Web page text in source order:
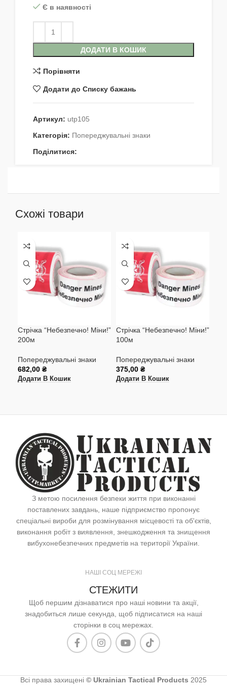
Є в наявності
ДОДАТИ В КОШИК
Порівняти
Додати до Списку бажань
Артикул: utp105
Категорія: Попереджувальні знаки
Поділитися:
Схожі товари
Стрічка “Небезпечно! Міни!”
200м
Попереджувальні знаки
682,00 ₴
Додати В Кошик
Стрічка “Небезпечно! Міни!”
100м
Попереджувальні знаки
375,00 ₴
Додати В Кошик
З метою посилення безпеки життя при виконанні
поставлених завдань, наше підприємство пропонує
спеціальні вироби для розмінування місцевості та об'єктів,
виконання робіт з виявлення, знешкодження та знищення
вибухонебезпечних предметів на території України.
НАШІ СОЦ МЕРЕЖІ
СТЕЖИТИ
Щоб першим дізнаватися про наші новини та акції,
знадобиться лише секунда, щоб підписатися на наші
сторінки в соц мережах.
Всі права захищені © Ukrainian Tactical Products 2025